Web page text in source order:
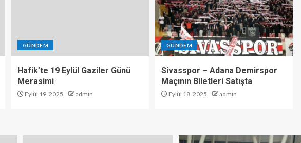
GÜNDEM
Hafik’te 19 Eylül Gaziler Günü
Merasimi
Eylül 19, 2025 admin
GÜNDEM
Sivasspor – Adana Demirspor
Maçının Biletleri Satışta
Eylül 18, 2025 admin